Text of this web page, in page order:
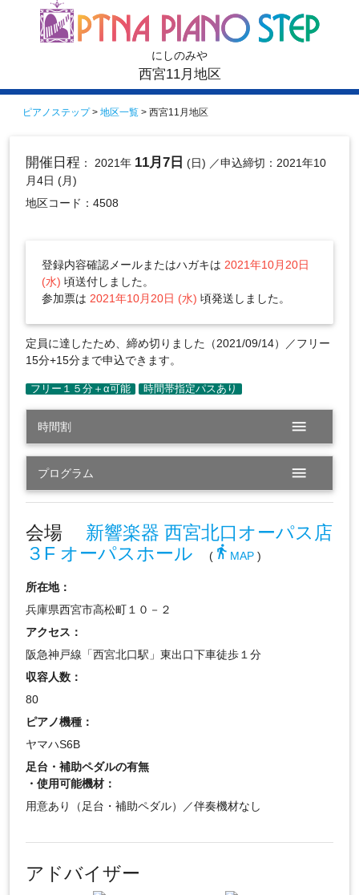
にしのみや
西宮11月地区
ピアノステップ> 地区一覧 > 西宮11月地区
開催日程 ： 2021年 11月7日 (日) ／申込締切：2021年10
月4日 (月)
地区コード：4508
登録内容確認メールまたはハガキは 2021年10月20日
(水) 頃送付しました。
参加票は 2021年10月20日 (水) 頃発送しました。
定員に達したため、締め切りました（2021/09/14）／フリー
15分+15分まで申込できます。
時間割 menu
プログラム menu
会場 新響楽器 西宮北口オーパス店
３F オーパスホール
(directions_walk MAP)
所在地：
兵庫県西宮市高松町１０－２
アクセス：
阪急神戸線「西宮北口駅」東出口下車徒歩１分
収容人数：
80
ピアノ機種：
ヤマハS6B
足台・補助ペダルの有無
・使用可能機材：
用意あり（足台・補助ペダル）／伴奏機材なし
アドバイザー